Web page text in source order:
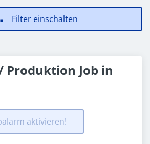
Filter einschalten
Produktion Job in
aktivieren!